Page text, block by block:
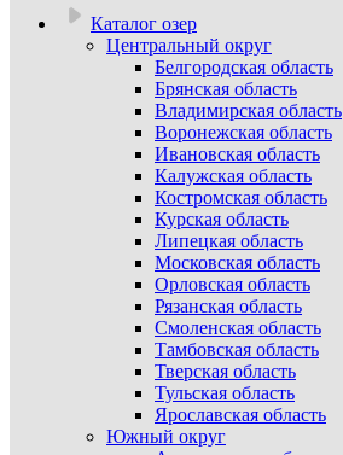
Каталог озер
Центральный округ
Белгородская область
Брянская область
Владимирская область
Воронежская область
Ивановская область
Калужская область
Костромская область
Курская область
Липецкая область
Московская область
Орловская область
Рязанская область
Смоленская область
Тамбовская область
Тверская область
Тульская область
Ярославская область
Южный округ